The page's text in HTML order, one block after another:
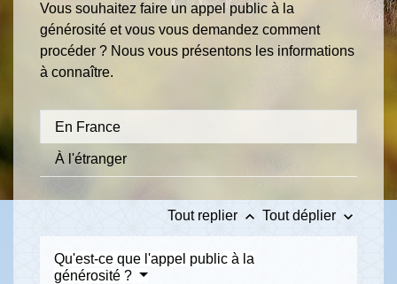
Vous souhaitez faire un appel public à la
générosité et vous vous demandez comment
procéder ? Nous vous présentons les informations
à connaître.
En France
À l'étranger
Tout replier keyboard_arrow_up Tout déplier keyboard_arrow_down
Qu'est-ce que l'appel public à la
générosité ?